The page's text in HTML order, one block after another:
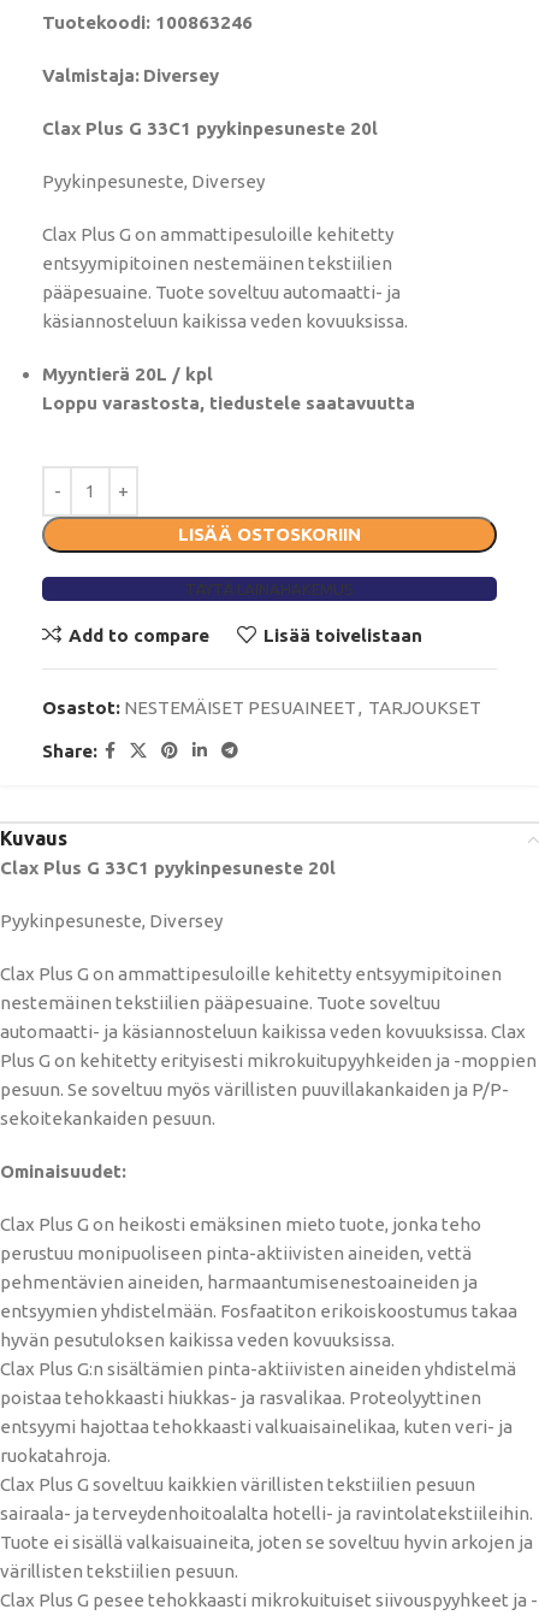
Tuotekoodi: 100863246
Valmistaja: Diversey
Clax Plus G 33C1 pyykinpesuneste 20l
Pyykinpesuneste, Diversey
Clax Plus G on ammattipesuloille kehitetty
entsyymipitoinen nestemäinen tekstiilien
pääpesuaine. Tuote soveltuu automaatti- ja
käsiannosteluun kaikissa veden kovuuksissa.
Myyntierä 20L / kpl
Loppu varastosta, tiedustele saatavuutta
LISÄÄ OSTOSKORIIN
TÄYTÄ LAINAHAKEMUS
Add to compare Lisää toivelistaan
Osastot: NESTEMÄISET PESUAINEET, TARJOUKSET
Share:
Kuvaus
Clax Plus G 33C1 pyykinpesuneste 20l
Pyykinpesuneste, Diversey
Clax Plus G on ammattipesuloille kehitetty entsyymipitoinen
nestemäinen tekstiilien pääpesuaine. Tuote soveltuu
automaatti- ja käsiannosteluun kaikissa veden kovuuksissa. Clax
Plus G on kehitetty erityisesti mikrokuitupyyhkeiden ja -moppien
pesuun. Se soveltuu myös värillisten puuvillakankaiden ja P/P-
sekoitekankaiden pesuun.
Ominaisuudet:
Clax Plus G on heikosti emäksinen mieto tuote, jonka teho
perustuu monipuoliseen pinta-aktiivisten aineiden, vettä
pehmentävien aineiden, harmaantumisenestoaineiden ja
entsyymien yhdistelmään. Fosfaatiton erikoiskoostumus takaa
hyvän pesutuloksen kaikissa veden kovuuksissa.
Clax Plus G:n sisältämien pinta-aktiivisten aineiden yhdistelmä
poistaa tehokkaasti hiukkas- ja rasvalikaa. Proteolyyttinen
entsyymi hajottaa tehokkaasti valkuaisainelikaa, kuten veri- ja
ruokatahroja.
Clax Plus G soveltuu kaikkien värillisten tekstiilien pesuun
sairaala- ja terveydenhoitoalalta hotelli- ja ravintolatekstiileihin.
Tuote ei sisällä valkaisuaineita, joten se soveltuu hyvin arkojen ja
värillisten tekstiilien pesuun.
Clax Plus G pesee tehokkaasti mikrokuituiset siivouspyyhkeet ja -